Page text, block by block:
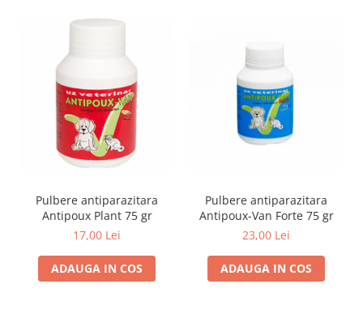
Pulbere antiparazitara
Antipoux Plant 75 gr
17,00 Lei
ADAUGA IN COS
Pulbere antiparazitara
Antipoux-Van Forte 75 gr
23,00 Lei
ADAUGA IN COS